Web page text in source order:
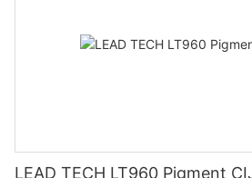
LEAD TECH LT960 Pigment